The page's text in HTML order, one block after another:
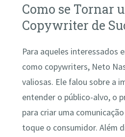
Como se Tornar
Copywriter de
Para aqueles interessados
como copywriters, Neto
valiosas. Ele falou sobre a
entender o público-alvo, o
para criar uma
toque o consumidor. Além